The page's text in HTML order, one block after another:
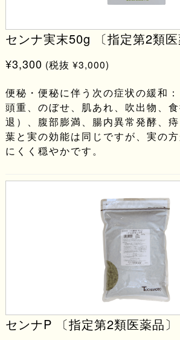
センナ実末50g 〔指定第2類医
¥3,300 (税抜 ¥3,000)
便秘・便秘に伴う次の症状の緩和：
頭重、のぼせ、肌あれ、吹出物、
退）、腹部膨満、腸内異常発酵、痔
葉と実の効能は同じですが、実の
にくく穏やかです。
センナP 〔指定第2類医薬品〕